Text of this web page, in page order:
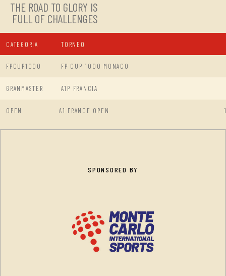
THE ROAD TO GLORY IS
FULL OF CHALLENGES
CATEGORIA TORNEO
FPCUP1000 FP CUP 1000 MONACO
GRANMASTER A1P FRANCIA
OPEN A1 FRANCE OPEN
SPONSORED BY